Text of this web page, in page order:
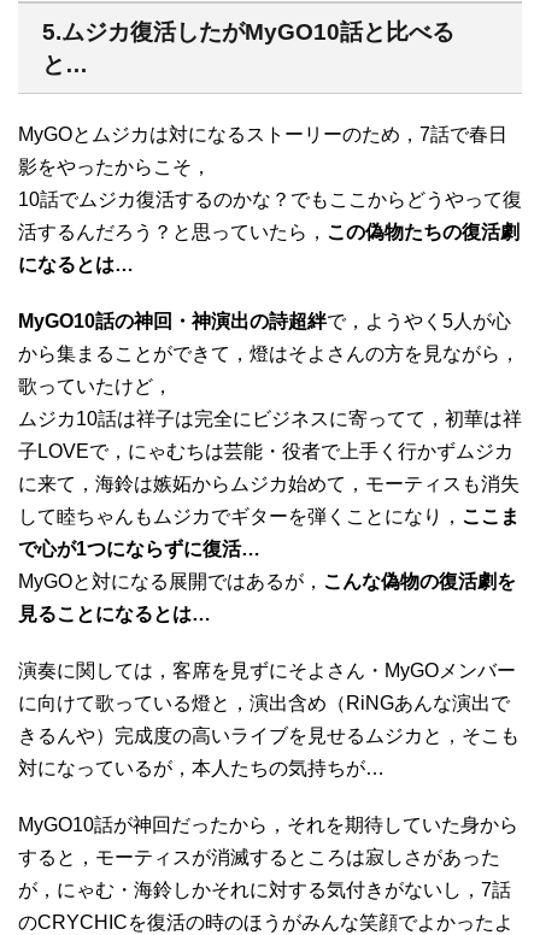
5.ムジカ復活したがMyGO10話と比べる
と…
MyGOとムジカは対になるストーリーのため，7話で春日
影をやったからこそ，
10話でムジカ復活するのかな？でもここからどうやって復
活するんだろう？と思っていたら， この偽物たちの復活劇
になるとは…
MyGO10話の神回・神演出の詩超絆で，ようやく5人が心
から集まることができて，燈はそよさんの方を見ながら，
歌っていたけど，
ムジカ10話は祥子は完全にビジネスに寄ってて，初華は祥
子LOVEで，にゃむちは芸能・役者で上手く行かずムジカ
に来て，海鈴は嫉妬からムジカ始めて，モーティスも消失
して睦ちゃんもムジカでギターを弾くことになり， ここま
で心が1つにならずに復活…
MyGOと対になる展開ではあるが， こんな偽物の復活劇を
見ることになるとは…
演奏に関しては，客席を見ずにそよさん・MyGOメンバー
に向けて歌っている燈と，演出含め（RiNGあんな演出で
きるんや）完成度の高いライブを見せるムジカと，そこも
対になっているが，本人たちの気持ちが…
MyGO10話が神回だったから，それを期待していた身から
すると，モーティスが消滅するところは寂しさがあった
が，にゃむ・海鈴しかそれに対する気付きがないし，7話
のCRYCHICを復活の時のほうがみんな笑顔でよかったよ